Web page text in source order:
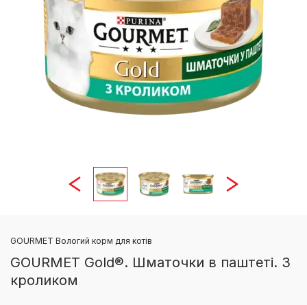
GOURMET Вологий корм для котів
GOURMET Gold®. Шматочки в паштеті. З
кроликом